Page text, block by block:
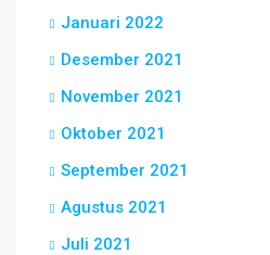
Januari 2022
Desember 2021
November 2021
Oktober 2021
September 2021
Agustus 2021
Juli 2021